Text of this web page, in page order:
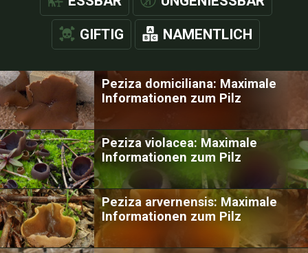
GIFTIG NAMENTLICH
Peziza domiciliana: Maximale
Informationen zum Pilz
Peziza violacea: Maximale
Informationen zum Pilz
Peziza arvernensis: Maximale
Informationen zum Pilz